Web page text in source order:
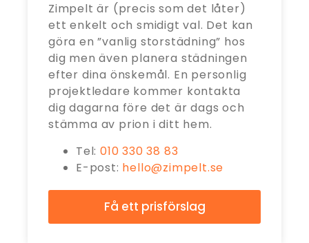
Zimpelt är (precis som det låter)
ett enkelt och smidigt val. Det kan
göra en ”vanlig storstädning” hos
dig men även planera städningen
efter dina önskemål. En personlig
projektledare kommer kontakta
dig dagarna före det är dags och
stämma av prion i ditt hem.
Tel: 010 330 38 83
E-post: hello@zimpelt.se
Få ett prisförslag